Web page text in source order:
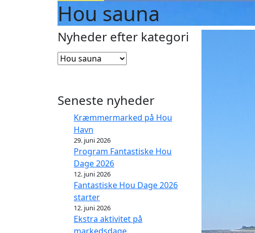
Hou sauna
Nyheder efter kategori
Seneste nyheder
Kræmmermarked på Hou
Havn
29. juni 2026
Program Fantastiske Hou
Dage 2026
12. juni 2026
Fantastiske Hou Dage 2026
starter
12. juni 2026
Ekstra aktivitet på